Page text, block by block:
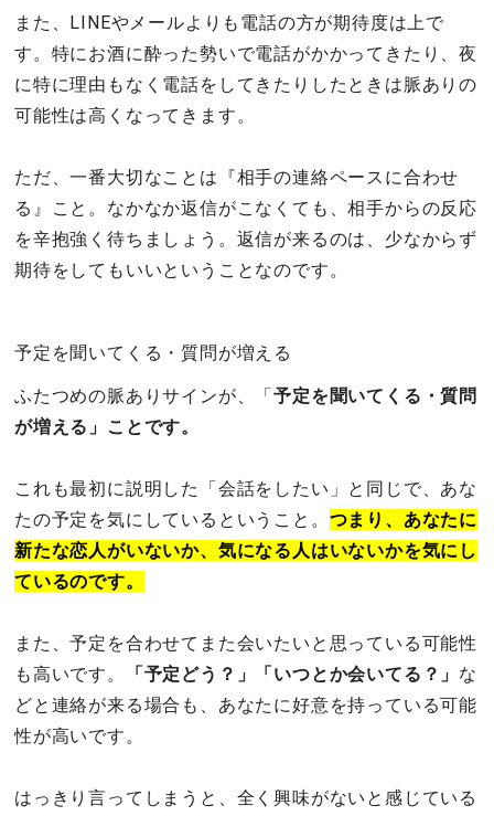
また、LINEやメールよりも電話の方が期待度は上で
す。特にお酒に酔った勢いで電話がかかってきたり、夜
に特に理由もなく電話をしてきたりしたときは脈ありの
可能性は高くなってきます。
ただ、一番大切なことは『相手の連絡ペースに合わせ
る』こと。なかなか返信がこなくても、相手からの反応
を辛抱強く待ちましょう。返信が来るのは、少なからず
期待をしてもいいということなのです。
予定を聞いてくる・質問が増える
ふたつめの脈ありサインが、「予定を聞いてくる・質問
が増える」ことです。
これも最初に説明した「会話をしたい」と同じで、あな
たの予定を気にしているということ。 つまり、あなたに
新たな恋人がいないか、気になる人はいないかを気にし
ているのです。
また、予定を合わせてまた会いたいと思っている可能性
も高いです。
「予定どう？」「いつとか会いてる？」 な
どと連絡が来る場合も、あなたに好意を持っている可能
性が高いです。
はっきり言ってしまうと、全く興味がないと感じている